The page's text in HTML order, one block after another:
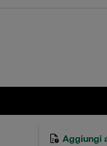
Aggiungi